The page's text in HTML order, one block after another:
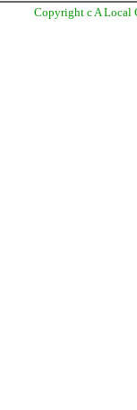
Copyright c A